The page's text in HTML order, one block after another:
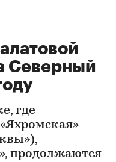
Северный
где
продолжаются